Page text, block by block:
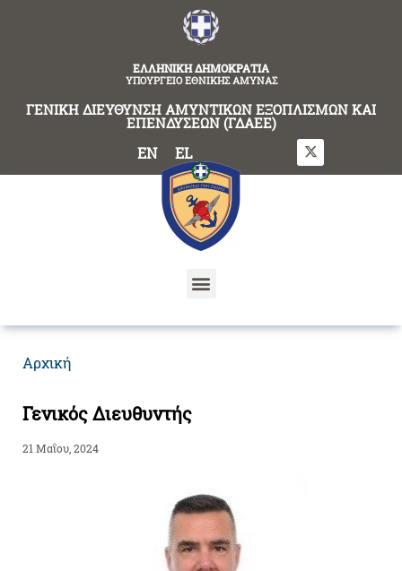
ΕΛΛΗΝΙΚΗ ΔΗΜΟΚΡΑΤΙΑ
ΥΠΟΥΡΓΕΙΟ ΕΘΝΙΚΗΣ ΑΜΥΝΑΣ
ΓΕΝΙΚΗ ΔΙΕΥΘΥΝΣΗ ΑΜΥΝΤΙΚΩΝ ΕΞΟΠΛΙΣΜΩΝ ΚΑΙ
ΕΠΕΝΔΥΣΕΩΝ (ΓΔΑΕΕ)
EN EL
Αρχική
Γενικός Διευθυντής
21 Μαΐου, 2024